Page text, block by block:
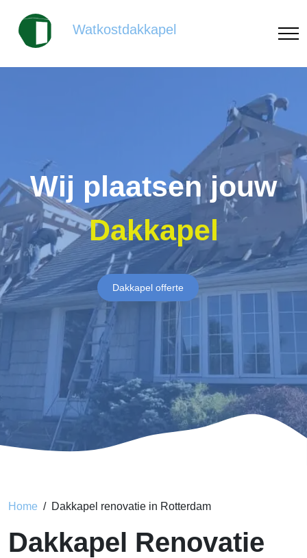
Watkostdakkapel
Wij plaatsen jouw
Dakkapel
Dakkapel offerte
Home Dakkapel renovatie in Rotterdam
Dakkapel Renovatie